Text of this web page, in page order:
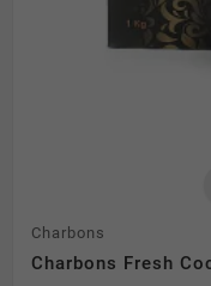
Charbons
Charbons Fresh